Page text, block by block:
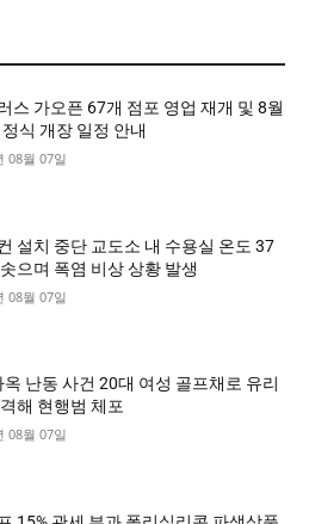
스 가오픈 67개 점포 영업 재개 및 8월
식 개장 일정 안내
08월 07일
설치 중단 교도소 내 수용실 온도 37
으며 폭염 비상 상황 발생
08월 07일
옥 난동 사건 20대 여성 골프채로 유리
해 현행범 체포
08월 07일